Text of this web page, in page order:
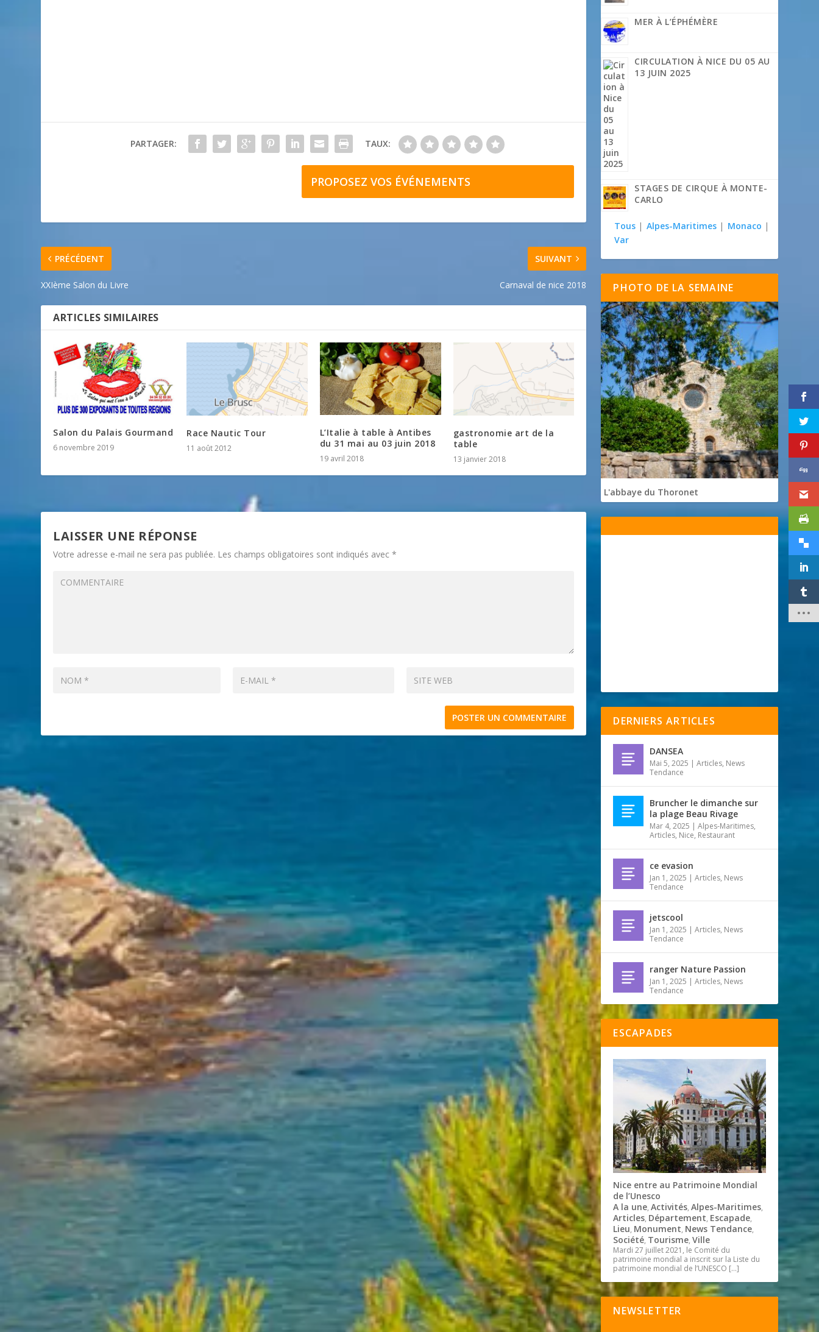
PARTAGER: TAUX:
PROPOSEZ VOS ÉVÉNEMENTS
PRÉCÉDENT
XXIème Salon du Livre
SUIVANT
Carnaval de nice 2018
ARTICLES SIMILAIRES
Salon du Palais Gourmand
6 novembre 2019
Race Nautic Tour
11 août 2012
L’Italie à table à Antibes
du 31 mai au 03 juin 2018
19 avril 2018
gastronomie art de la
table
13 janvier 2018
LAISSER UNE RÉPONSE
Votre adresse e-mail ne sera pas publiée. Les champs obligatoires sont indiqués avec*
MER À L’ÉPHÉMÈRE
CIRCULATION À NICE DU 05 AU
13 JUIN 2025
STAGES DE CIRQUE À MONTE-
CARLO
Tous | Alpes-Maritimes | Monaco |
Var
PHOTO DE LA SEMAINE
L'abbaye du Thoronet
DERNIERS ARTICLES
DANSEA
Mai 5, 2025 |Articles, News
Tendance
Bruncher le dimanche sur
la plage Beau Rivage
Mar 4, 2025 |Alpes-Maritimes,
Articles, Nice, Restaurant
ce evasion
Jan 1, 2025 |Articles, News
Tendance
jetscool
Jan 1, 2025 |Articles, News
Tendance
ranger Nature Passion
Jan 1, 2025 |Articles, News
Tendance
ESCAPADES
Nice entre au Patrimoine Mondial
de l’Unesco
A la une,Activités,Alpes-Maritimes,
Articles, Département, Escapade,
Lieu, Monument, News Tendance,
Société, Tourisme,Ville
Mardi 27 juillet 2021, le Comité du
patrimoine mondial a inscrit sur la Liste du
patrimoine mondial de l’UNESCO […]
NEWSLETTER